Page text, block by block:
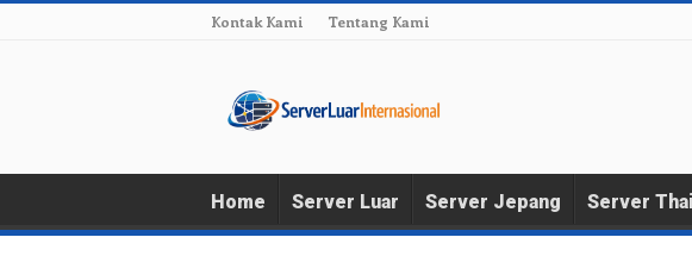
Kontak Kami Tentang Kami
Home Server Luar Server Jepang Server